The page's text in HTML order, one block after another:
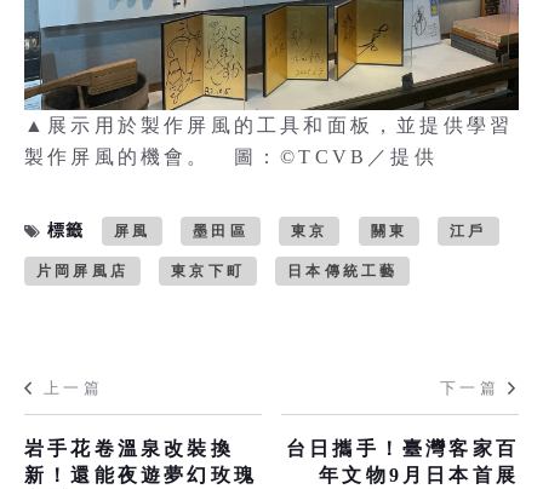
▲展示用於製作屏風的工具和面板，並提供學習
製作屏風的機會。 圖：©TCVB／提供
標籤 屏風 墨田區 東京 關東 江戶
片岡屏風店 東京下町 日本傳統工藝
上一篇
岩手花卷溫泉改裝換
新！還能夜遊夢幻玫瑰
下一篇
台日攜手！臺灣客家百
年文物9月日本首展